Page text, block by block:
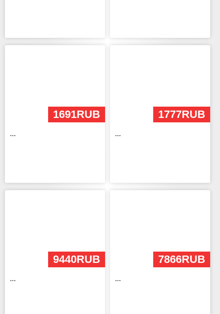
1691RUB
...
1777RUB
...
9440RUB
...
7866RUB
...